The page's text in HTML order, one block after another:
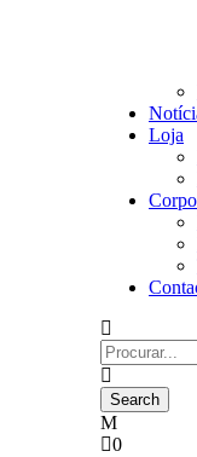
Loja
0